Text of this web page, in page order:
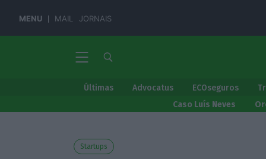
MENU MAIL JORNAIS
Últimas Advocatus ECOseguros
Caso Luís Neves
Startups